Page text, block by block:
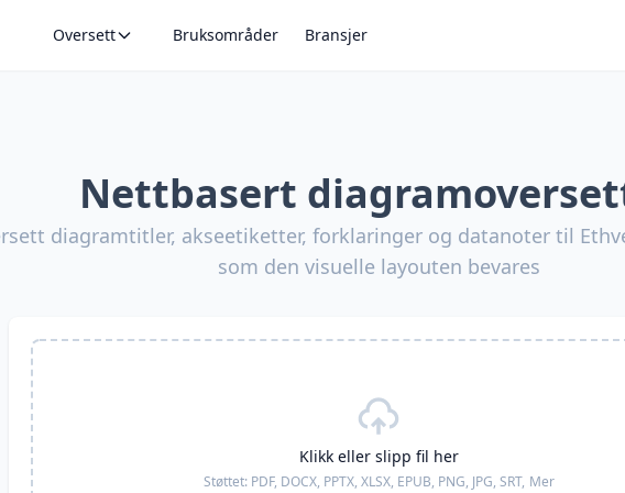
Oversett Bruksområder Bransjer
Nettbasert
diagramtitler, akseetiketter, forklaringer og datanoter til
som den visuelle layouten bevares
Klikk eller slipp fil her
Støttet: PDF, DOCX, PPTX, XLSX, EPUB, PNG, JPG, SRT, Mer